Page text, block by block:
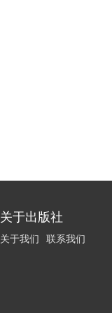
关于出版社
关于我们 联系我们